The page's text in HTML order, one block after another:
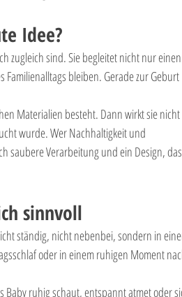
Idee?
zugleich sind. Sie begleitet nicht nur einen
Familienalltags bleiben. Gerade zur Geburt
Materialien besteht. Dann wirkt sie nicht
wurde. Wer Nachhaltigkeit und
saubere Verarbeitung und ein Design, das
sinnvoll
ständig, nicht nebenbei, sondern in
oder in einem ruhigen Moment
ruhig schaut, entspannt atmet oder